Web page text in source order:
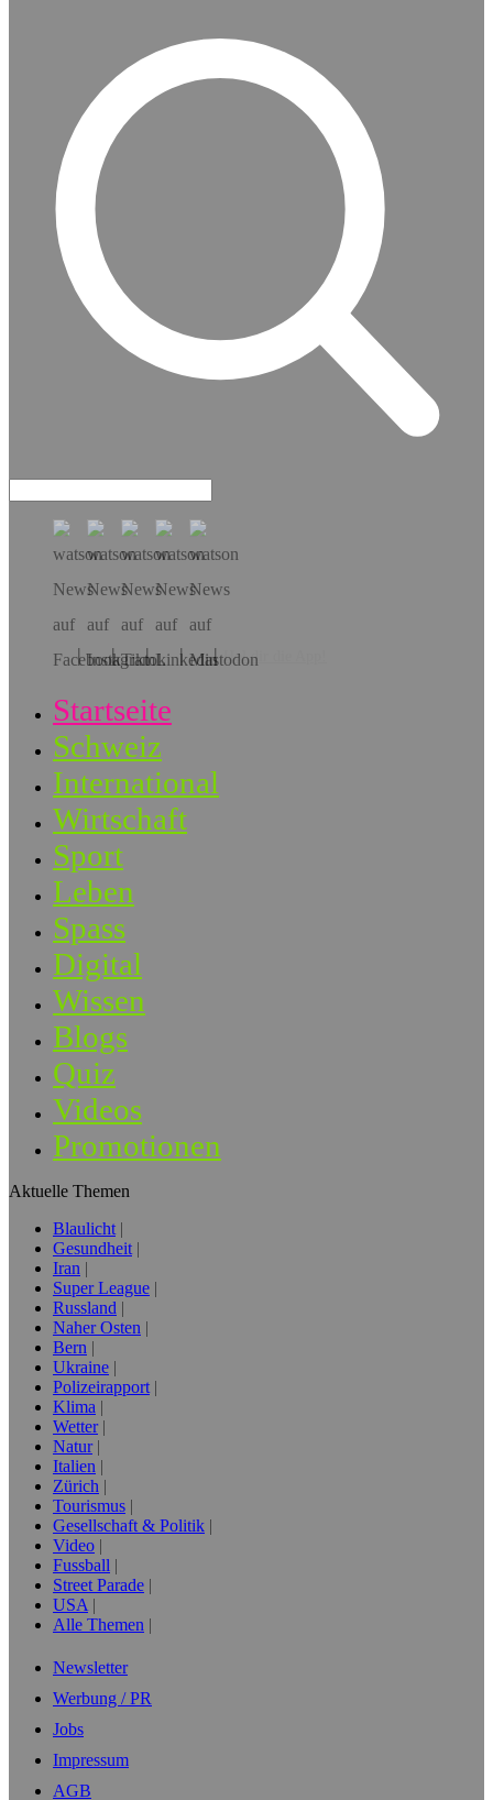
Hol dir die App!
Startseite
Schweiz
International
Wirtschaft
Sport
Leben
Spass
Digital
Wissen
Blogs
Quiz
Videos
Promotionen
Aktuelle Themen
Blaulicht
Gesundheit
Iran
Super League
Russland
Naher Osten
Bern
Ukraine
Polizeirapport
Klima
Wetter
Natur
Italien
Zürich
Tourismus
Gesellschaft & Politik
Video
Fussball
Street Parade
USA
Alle Themen
Newsletter
Werbung / PR
Jobs
Impressum
AGB